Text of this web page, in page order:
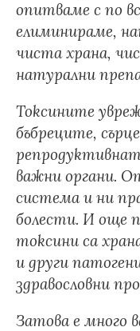
опитваме с по
елиминираме,
чиста храна,
натурални
Токсините
бъбреците,
важни органи.
система и ни
болести. И още
токсини са
и други
здравословни
Затова е много